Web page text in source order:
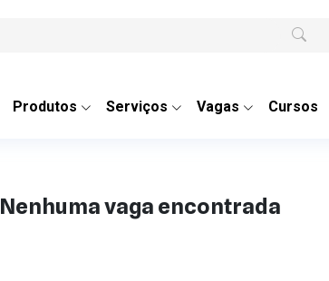
Produtos Serviços Vagas Cursos
Nenhuma vaga encontrada